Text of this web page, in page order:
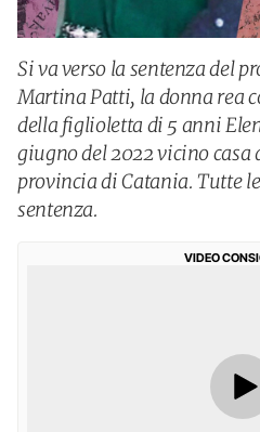
Si va verso la sentenza del
Martina Patti, la donna rea
della figlioletta di 5 anni
giugno del 2022 vicino casa
provincia di Catania. Tutte
sentenza.
VIDEO